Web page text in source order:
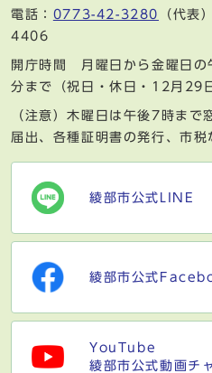
電話： 0773-42-3280
（代
4406
開庁時間 月曜日から金曜日
分まで（祝日・休日・12月29
（注意）木曜日は午後7時まで
届出、各種証明書の発行、市税
綾部市公式LINE
綾部市公式
YouTube
綾部市公式動画チ